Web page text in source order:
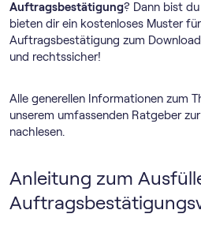
Auftragsbestätigung? Dann bist
bieten dir ein kostenloses Muster
Auftragsbestätigung zum
und rechtssicher!
Alle generellen Informationen zum
unserem umfassenden Ratgeber zur
nachlesen.
Anleitung zum